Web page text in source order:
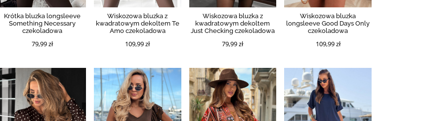
Krótka bluzka longsleeve
Something Necessary
czekoladowa
79,99 zł
Wiskozowa bluzka z
kwadratowym dekoltem Te
Amo czekoladowa
109,99 zł
Wiskozowa bluzka z
kwadratowym dekoltem
Just Checking czekoladowa
79,99 zł
Wiskozowa bluzka
longsleeve Good Days Only
czekoladowa
109,99 zł